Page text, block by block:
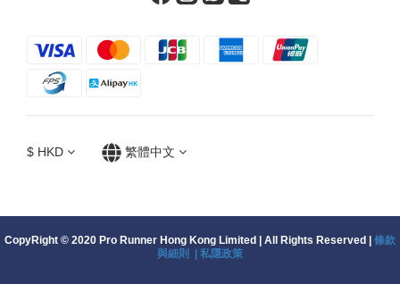
$ HKD 繁體中文
CopyRight © 2020 Pro Runner Hong Kong Limited | All Rights Reserved | 條款
與細則 | 私隱政策